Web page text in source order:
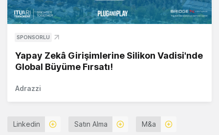
SPONSORLU
Yapay Zekâ Girişimlerine Silikon Vadisi'nde
Global Büyüme Fırsatı!
Adrazzi
Linkedin Satın Alma M&a